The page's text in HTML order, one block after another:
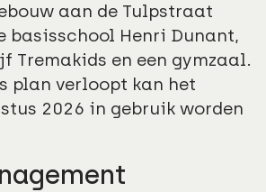
aan de Tulpstraat
basisschool Henri Dunant,
Tremakids en een gymzaal.
plan verloopt kan het
2026 in gebruik worden